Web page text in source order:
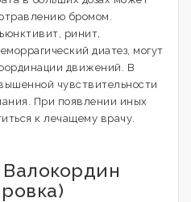
бромом.
ринит,
диатез, могут
движений. В
чувствительности
При появлении иных
к лечащему врачу.